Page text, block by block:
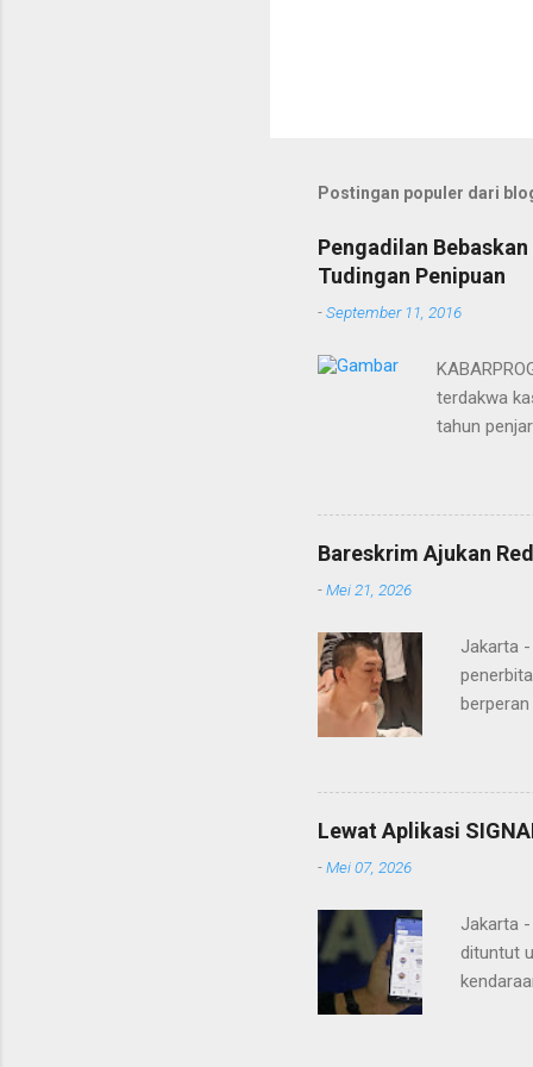
Postingan populer dari
Pengadilan
Tudingan Penipuan
-September 11, 2016
terdakwa
tahun
pidana.
terdakwa
Menurut
itulah,
Bareskrim Ajukan
-Mei 21, 2026
Jakarta -
DPO
Lewat Aplikasi
-Mei 07, 2026
Jakarta -
dituntut
Pajak